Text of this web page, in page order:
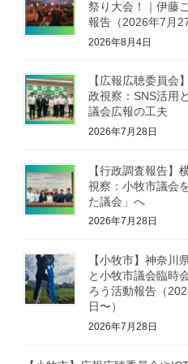
祭り大会！｜伊藤
報告（2026年7月27
2026年8月4日
【広報広聴委員会
政視察：SNS活用
議会広報の工夫
2026年7月28日
【行政調査報告】
視察：小牧市議会
た議会」へ
2026年7月28日
【小牧市】神奈川
と小牧市議会臨時
ろう活動報告（
日〜）
2026年7月28日